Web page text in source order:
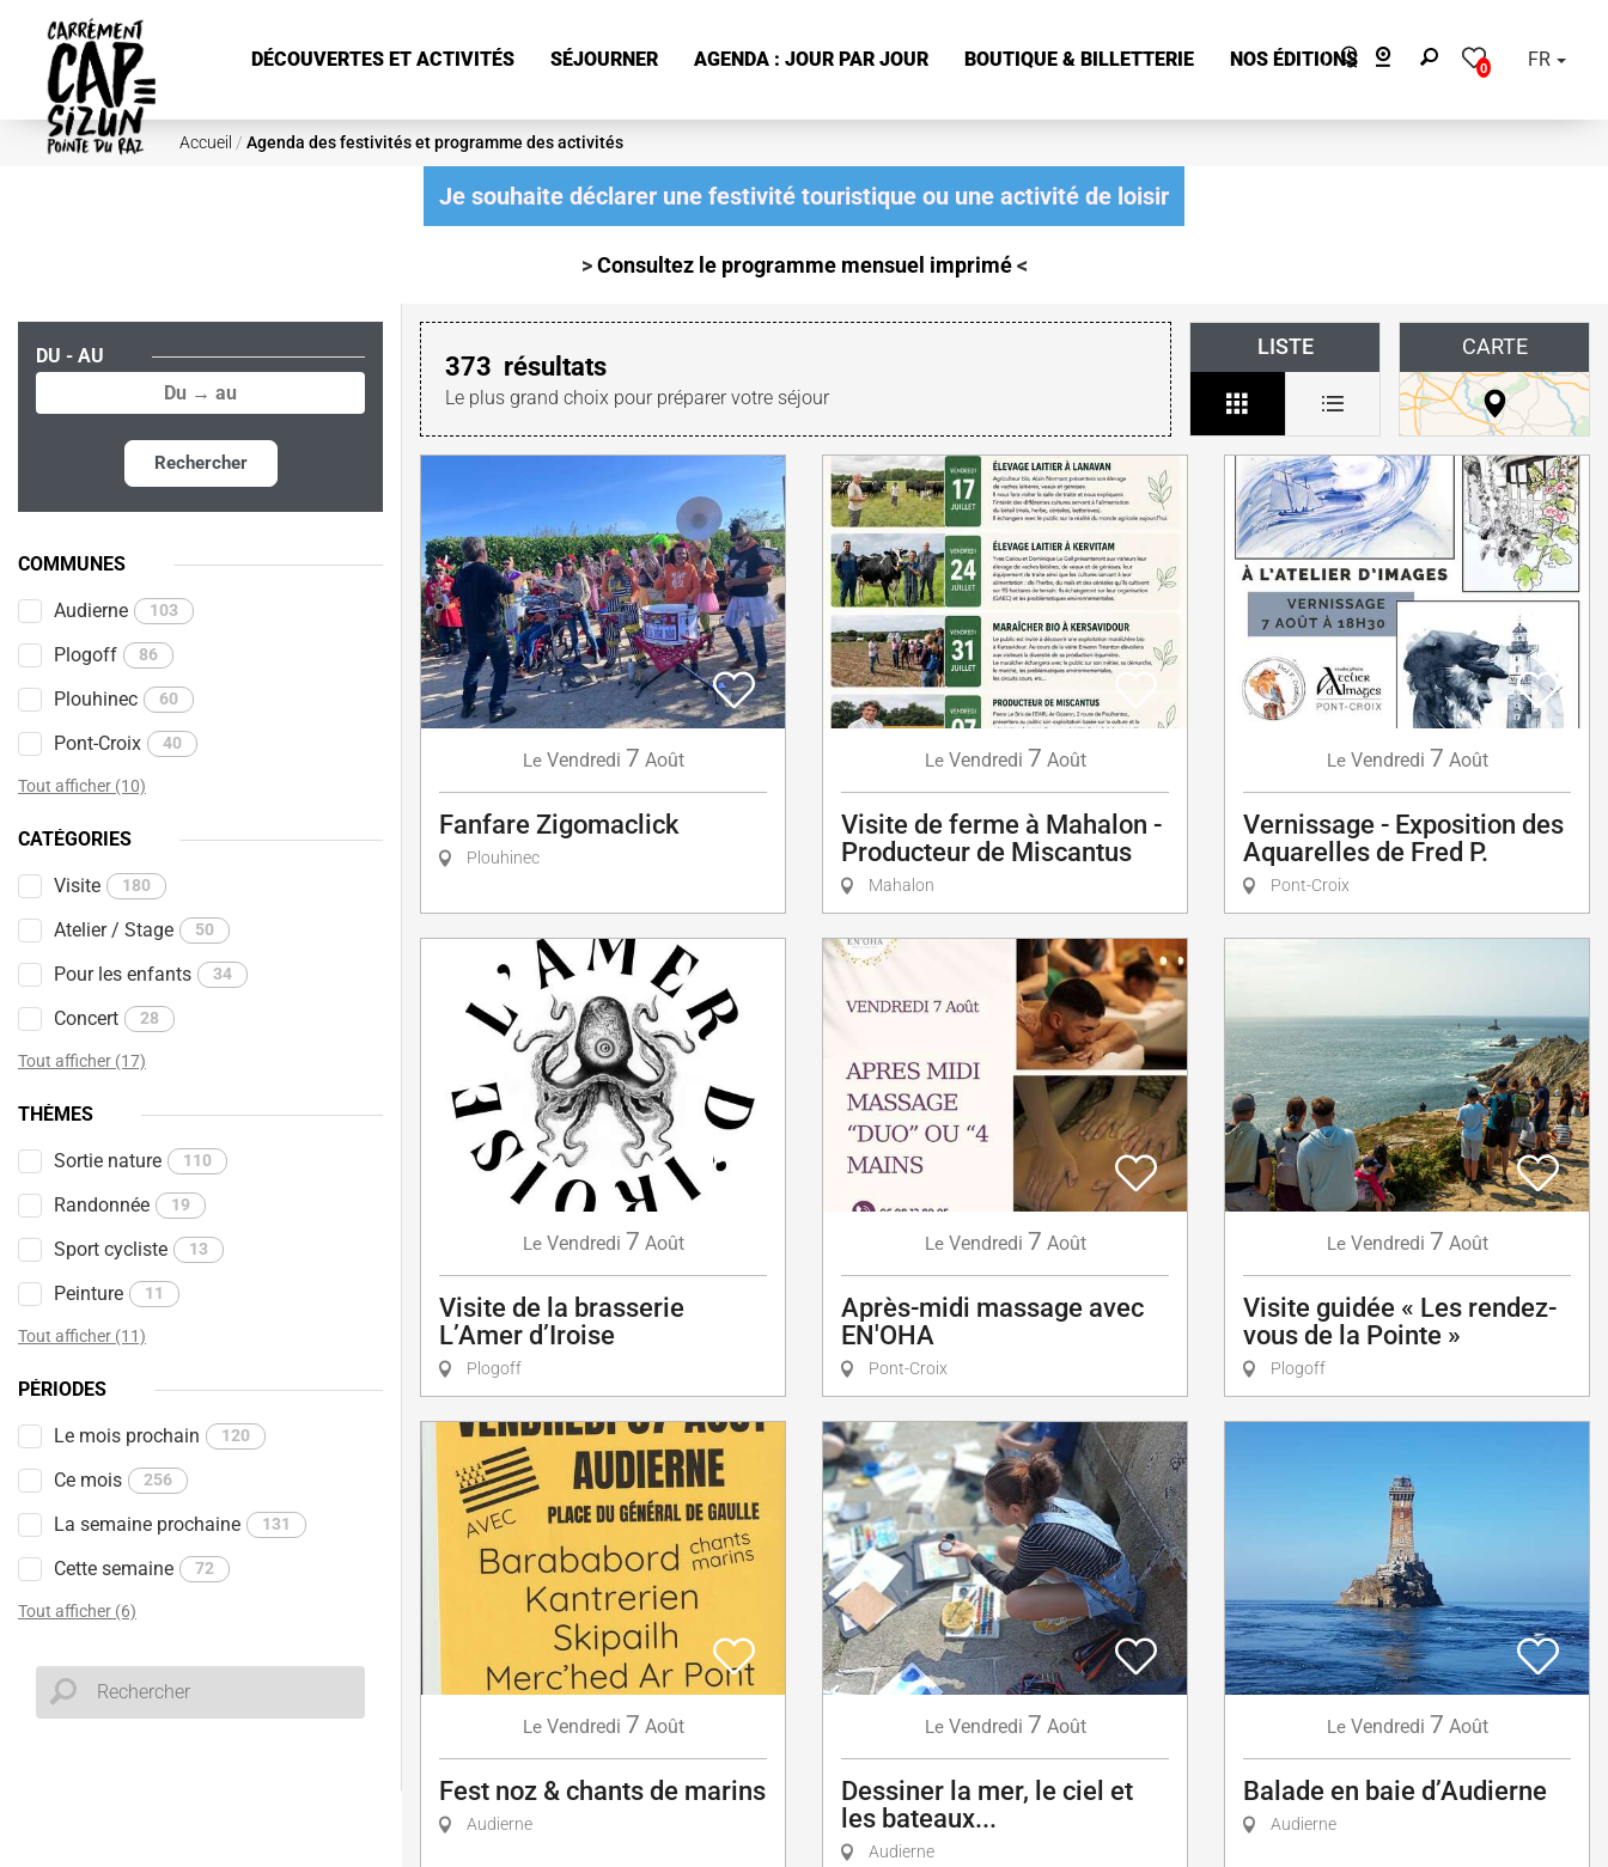
Aller au contenu principal
0 FR
DÉCOUVERTES ET ACTIVITÉS SÉJOURNER AGENDA : JOUR PAR JOUR BOUTIQUE & BILLETTERIE NOS ÉDITIONS
Accueil / Agenda des festivités et programme des activités
Je souhaite déclarer une festivité touristique ou une activité de loisir
>Consultez le programme mensuel imprimé<
DU - AU
Rechercher
COMMUNES
Audierne 103
Plogoff 86
Plouhinec 60
Pont-Croix 40
Tout afficher (10)
CATÉGORIES
Visite 180
Atelier / Stage 50
Pour les enfants 34
Concert 28
Tout afficher (17)
THÈMES
Sortie nature 110
Randonnée 19
Sport cycliste 13
Peinture 11
Tout afficher (11)
PÉRIODES
Le mois prochain 120
Ce mois 256
La semaine prochaine 131
Cette semaine 72
Tout afficher (6)
373 résultats
Le plus grand choix pour préparer votre séjour
LISTE CARTE
Le Vendredi 7 Août
Fanfare Zigomaclick
Plouhinec
Le Vendredi 7 Août
Visite de ferme à Mahalon -
Producteur de Miscantus
Mahalon
Le Vendredi 7 Août
Vernissage - Exposition des
Aquarelles de Fred P.
Pont-Croix
Le Vendredi 7 Août
Visite de la brasserie
L’Amer d’Iroise
Plogoff
Le Vendredi 7 Août
Après-midi massage avec
EN'OHA
Pont-Croix
Le Vendredi 7 Août
Visite guidée « Les rendez-
vous de la Pointe »
Plogoff
Le Vendredi 7 Août
Fest noz & chants de marins
Audierne
Le Vendredi 7 Août
Dessiner la mer, le ciel et
les bateaux...
Audierne
Le Vendredi 7 Août
Balade en baie d’Audierne
Audierne